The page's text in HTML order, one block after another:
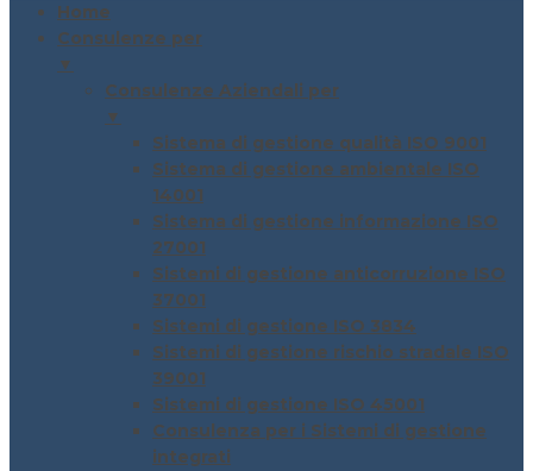
Home
Consulenze per
▼
Consulenze Aziendali per
▼
Sistema di gestione qualità ISO 9001
Sistema di gestione ambientale ISO
14001
Sistema di gestione informazione ISO
27001
Sistemi di gestione anticorruzione ISO
37001
Sistemi di gestione ISO 3834
Sistemi di gestione rischio stradale ISO
39001
Sistemi di gestione ISO 45001
Consulenza per i Sistemi di gestione
integrati